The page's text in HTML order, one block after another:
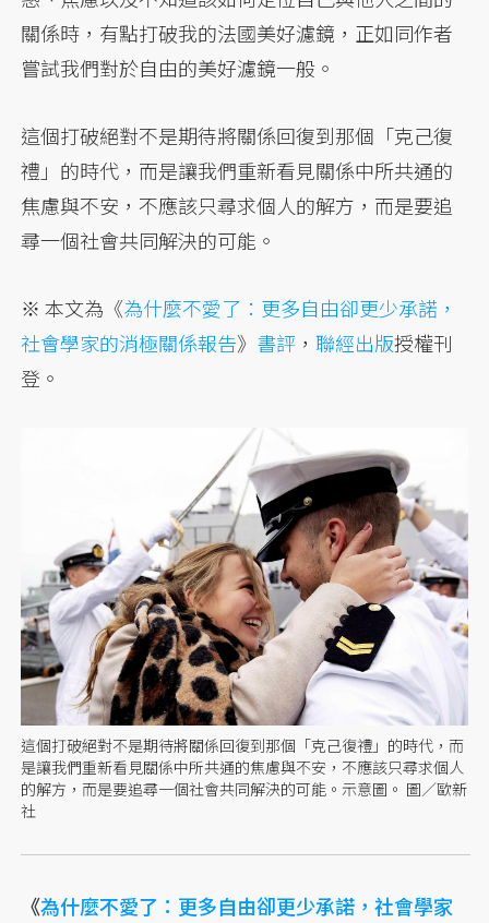
關係時，有點打破我的法國美好濾鏡，正如同作者
嘗試我們對於自由的美好濾鏡一般。
這個打破絕對不是期待將關係回復到那個「克己復
禮」的時代，而是讓我們重新看見關係中所共通的
焦慮與不安，不應該只尋求個人的解方，而是要追
尋一個社會共同解決的可能。
※ 本文為《為什麼不愛了：更多自由卻更少承諾，
社會學家的消極關係報告》 書評 ，聯經出版授權刊
登。
這個打破絕對不是期待將關係回復到那個「克己復禮」的時代，而
是讓我們重新看見關係中所共通的焦慮與不安，不應該只尋求個人
的解方，而是要追尋一個社會共同解決的可能。示意圖。 圖／歐新
社
《為什麼不愛了：更多自由卻更少承諾，社會學家